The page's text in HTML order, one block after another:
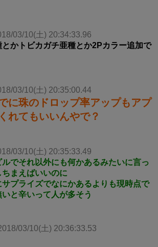
03/10(土) 20:34:33.96
かトビカガチ亜種とか2Pカラー追加で
03/10(土) 20:35:00.44
に珠のドロップ率アップもアプ
れてもいいんやで？
03/10(土) 20:35:33.49
でそれ以外にも何かあるみたいに言っ
まえばいいのに
サプライズでなにかあるよりも現時点で
と辛いって人が多そう
03/10(土) 20:36:33.53